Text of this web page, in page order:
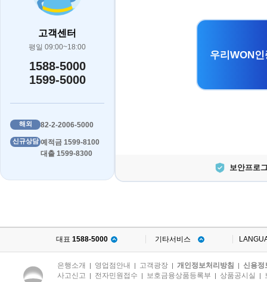
고객센터
평일 09:00~18:00
1588-5000
1599-5000
해외 82-2-2006-5000
신규상담 예적금 1599-8100
대출 1599-8300
우리WON
보안프로
대표 1588-5000 기타서비스
은행소개 | 영업점안내 | 고객광장 | 개인정보처리방침 | 신용정
사고신고 | 전자민원접수 | 보호금융상품등록부 | 상품공시실 |